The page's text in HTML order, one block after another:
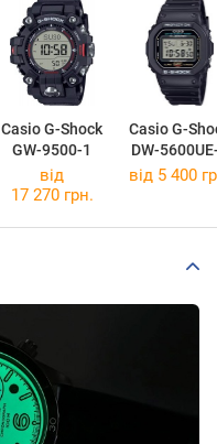
Casio G-Shock
GW-9500-1
Casio G-
DW-
від
17 270 грн.
від 5 400